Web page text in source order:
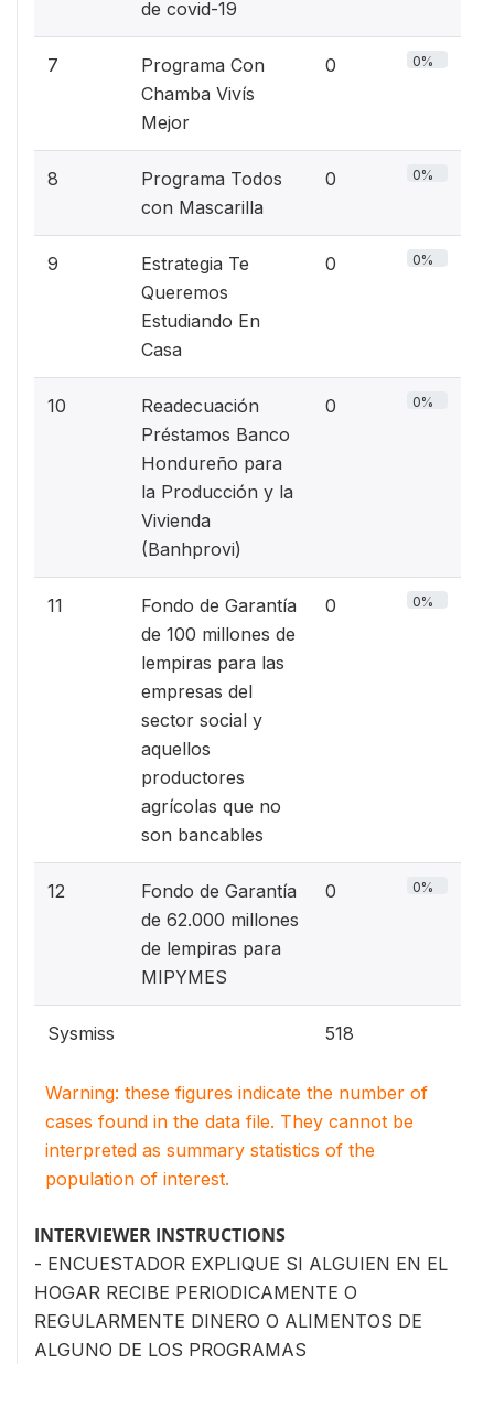
de covid-19
7
Programa Con
Chamba Vivís
Mejor
0 0%
8
Programa Todos
con Mascarilla
0 0%
9
Estrategia Te
Queremos
Estudiando En
Casa
0 0%
10
Readecuación
Préstamos Banco
Hondureño para
la Producción y la
Vivienda
(Banhprovi)
0 0%
11
Fondo de Garantía
de 100 millones de
lempiras para las
empresas del
sector social y
aquellos
productores
agrícolas que no
son bancables
0 0%
12
Fondo de Garantía
de 62.000 millones
de lempiras para
MIPYMES
0 0%
Sysmiss 518
Warning: these figures indicate the number of
cases found in the data file. They cannot be
interpreted as summary statistics of the
population of interest.
INTERVIEWER INSTRUCTIONS
- ENCUESTADOR EXPLIQUE SI ALGUIEN EN EL
HOGAR RECIBE PERIODICAMENTE O
REGULARMENTE DINERO O ALIMENTOS DE
ALGUNO DE LOS PROGRAMAS